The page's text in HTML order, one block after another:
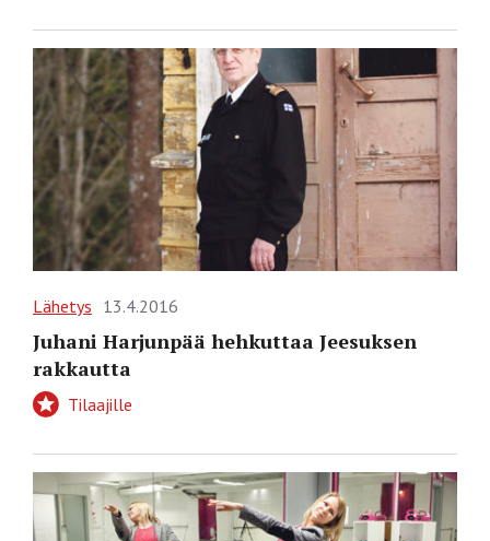
Lähetys 13.4.2016
Juhani Harjunpää hehkuttaa Jeesuksen
rakkautta
Tilaajille